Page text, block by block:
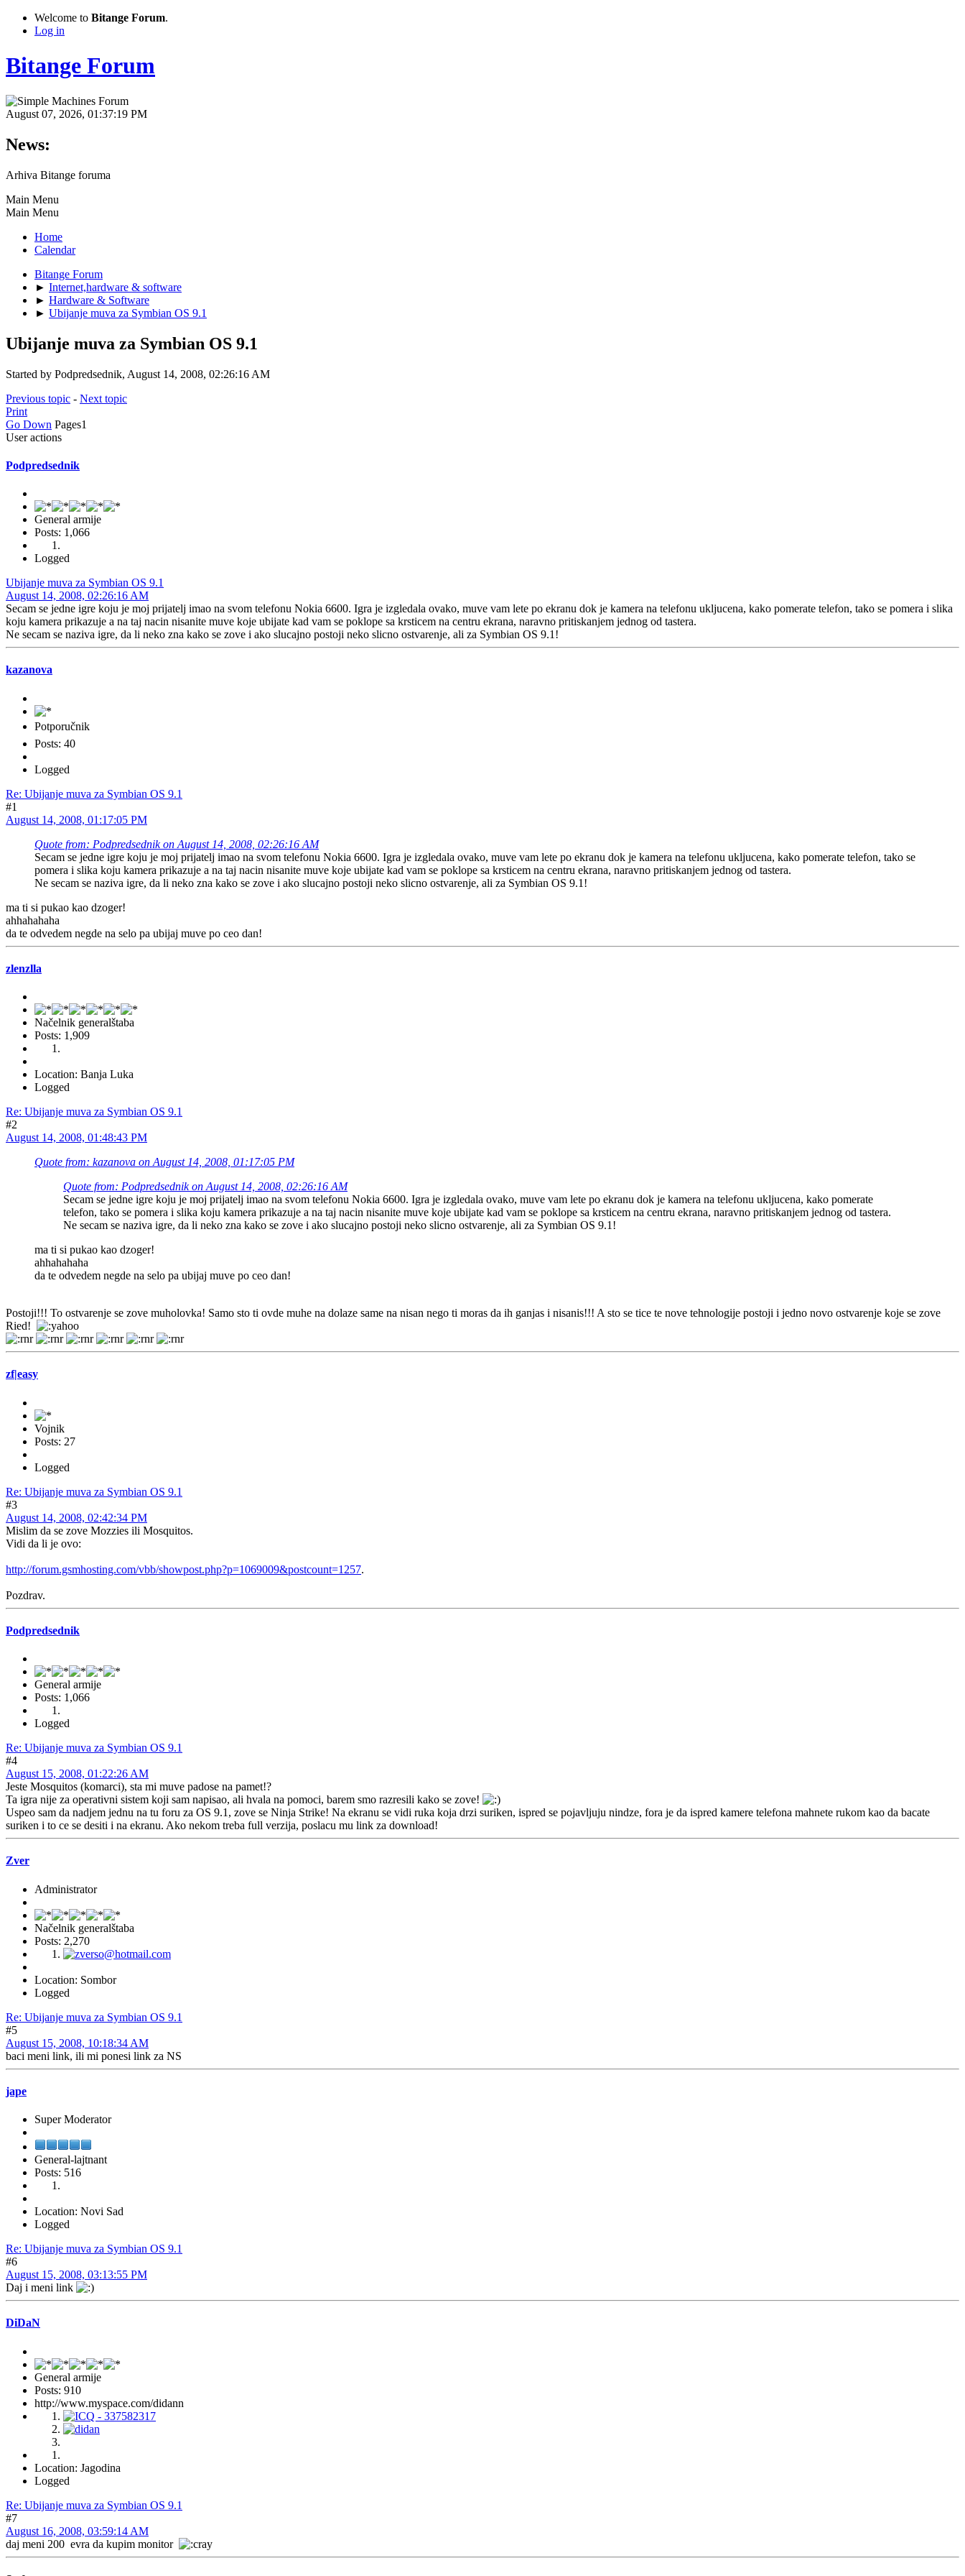
Welcome to Bitange Forum.
Log in
Bitange Forum
August 07, 2026, 01:37:19 PM
News:
Arhiva Bitange foruma
Main Menu
Main Menu
Home
Calendar
Bitange Forum
► Internet,hardware & software
► Hardware & Software
► Ubijanje muva za Symbian OS 9.1
Ubijanje muva za Symbian OS 9.1
Started by Podpredsednik, August 14, 2008, 02:26:16 AM
Previous topic - Next topic
Print
Go Down Pages1
User actions
Podpredsednik
General armije
Posts: 1,066
Logged
Ubijanje muva za Symbian OS 9.1
August 14, 2008, 02:26:16 AM
Secam se jedne igre koju je moj prijatelj imao na svom telefonu Nokia 6600. Igra je izgledala ovako, muve vam lete po ekranu dok je kamera na telefonu ukljucena, kako pomerate telefon, tako se pomera i slika
koju kamera prikazuje a na taj nacin nisanite muve koje ubijate kad vam se poklope sa krsticem na centru ekrana, naravno pritiskanjem jednog od tastera.
Ne secam se naziva igre, da li neko zna kako se zove i ako slucajno postoji neko slicno ostvarenje, ali za Symbian OS 9.1!
kazanova
Potporučnik
Posts: 40
Logged
Re: Ubijanje muva za Symbian OS 9.1
#1
August 14, 2008, 01:17:05 PM
Quote from: Podpredsednik on August 14, 2008, 02:26:16 AM
Secam se jedne igre koju je moj prijatelj imao na svom telefonu Nokia 6600. Igra je izgledala ovako, muve vam lete po ekranu dok je kamera na telefonu ukljucena, kako pomerate telefon, tako se
pomera i slika koju kamera prikazuje a na taj nacin nisanite muve koje ubijate kad vam se poklope sa krsticem na centru ekrana, naravno pritiskanjem jednog od tastera.
Ne secam se naziva igre, da li neko zna kako se zove i ako slucajno postoji neko slicno ostvarenje, ali za Symbian OS 9.1!
ma ti si pukao kao dzoger!
ahhahahaha
da te odvedem negde na selo pa ubijaj muve po ceo dan!
zlenzlla
Načelnik generalštaba
Posts: 1,909
Location: Banja Luka
Logged
Re: Ubijanje muva za Symbian OS 9.1
#2
August 14, 2008, 01:48:43 PM
Quote from: kazanova on August 14, 2008, 01:17:05 PM
Quote from: Podpredsednik on August 14, 2008, 02:26:16 AM
Secam se jedne igre koju je moj prijatelj imao na svom telefonu Nokia 6600. Igra je izgledala ovako, muve vam lete po ekranu dok je kamera na telefonu ukljucena, kako pomerate
telefon, tako se pomera i slika koju kamera prikazuje a na taj nacin nisanite muve koje ubijate kad vam se poklope sa krsticem na centru ekrana, naravno pritiskanjem jednog od tastera.
Ne secam se naziva igre, da li neko zna kako se zove i ako slucajno postoji neko slicno ostvarenje, ali za Symbian OS 9.1!
ma ti si pukao kao dzoger!
ahhahahaha
da te odvedem negde na selo pa ubijaj muve po ceo dan!
Postoji!!! To ostvarenje se zove muholovka! Samo sto ti ovde muhe na dolaze same na nisan nego ti moras da ih ganjas i nisanis!!! A sto se tice te nove tehnologije postoji i jedno novo ostvarenje koje se zove
Ried!
zf|easy
Vojnik
Posts: 27
Logged
Re: Ubijanje muva za Symbian OS 9.1
#3
August 14, 2008, 02:42:34 PM
Mislim da se zove Mozzies ili Mosquitos.
Vidi da li je ovo:
http://forum.gsmhosting.com/vbb/showpost.php?p=1069009&postcount=1257.
Pozdrav.
Podpredsednik
General armije
Posts: 1,066
Logged
Re: Ubijanje muva za Symbian OS 9.1
#4
August 15, 2008, 01:22:26 AM
Jeste Mosquitos (komarci), sta mi muve padose na pamet!?
Ta igra nije za operativni sistem koji sam napisao, ali hvala na pomoci, barem smo razresili kako se zove!
Uspeo sam da nadjem jednu na tu foru za OS 9.1, zove se Ninja Strike! Na ekranu se vidi ruka koja drzi suriken, ispred se pojavljuju nindze, fora je da ispred kamere telefona mahnete rukom kao da bacate
suriken i to ce se desiti i na ekranu. Ako nekom treba full verzija, poslacu mu link za download!
Zver
Administrator
Načelnik generalštaba
Posts: 2,270
Location: Sombor
Logged
Re: Ubijanje muva za Symbian OS 9.1
#5
August 15, 2008, 10:18:34 AM
baci meni link, ili mi ponesi link za NS
jape
Super Moderator
General-lajtnant
Posts: 516
Location: Novi Sad
Logged
Re: Ubijanje muva za Symbian OS 9.1
#6
August 15, 2008, 03:13:55 PM
Daj i meni link
DiDaN
General armije
Posts: 910
http://www.myspace.com/didann
Location: Jagodina
Logged
Re: Ubijanje muva za Symbian OS 9.1
#7
August 16, 2008, 03:59:14 AM
daj meni 200 evra da kupim monitor